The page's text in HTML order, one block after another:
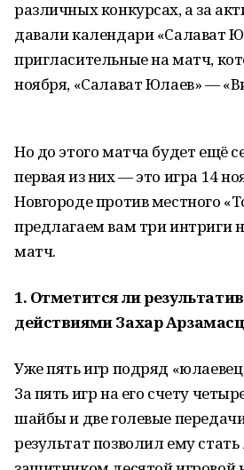
различных конкурсах, а за
давали календари «Салават
пригласительные на матч,
ноября, «Салават Юлаев» —
Но до этого матча будет ещё
первая из них — это игра 14
Новгороде против местного
предлагаем вам три интриги
матч.
1. Отметится ли
действиями Захар
Уже пять игр подряд
За пять игр на его счету
шайбы и две голевые
результат позволил ему